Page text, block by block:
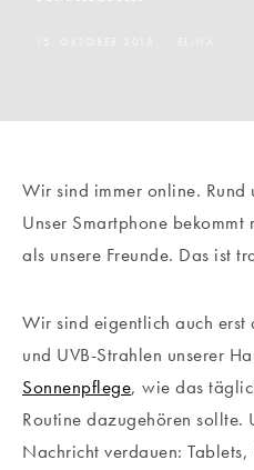
Wir sind immer online. Rund
Unser Smartphone
als unsere Freunde. Das ist
Wir sind eigentlich auch
und UVB-Strahlen unserer
Sonnenpflege, wie das
Routine dazugehören sollte.
Nachricht verdauen: